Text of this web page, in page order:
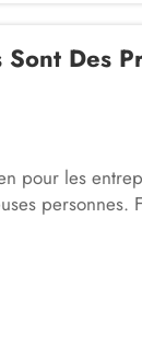
Sont Des
pour les
personnes.
qui, en plus